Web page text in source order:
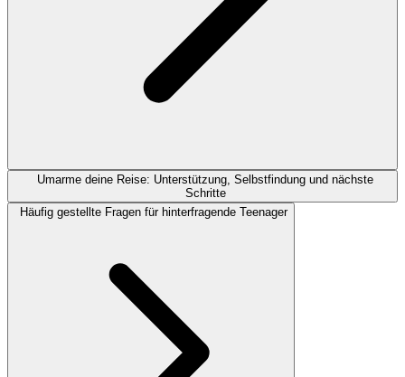
Umarme deine Reise: Unterstützung, Selbstfindung und nächste
Schritte
Häufig gestellte Fragen für hinterfragende Teenager